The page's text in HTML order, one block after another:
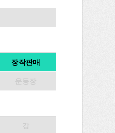
장작판매